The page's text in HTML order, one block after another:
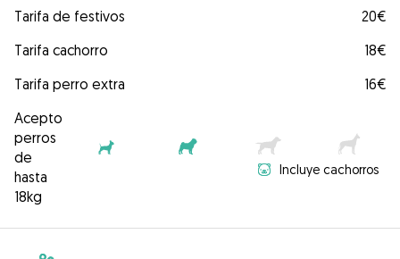
Tarifa de festivos
20€
Tarifa cachorro
18€
Tarifa perro extra
16€
Acepto
perros
de
hasta
18kg
Incluye cachorros